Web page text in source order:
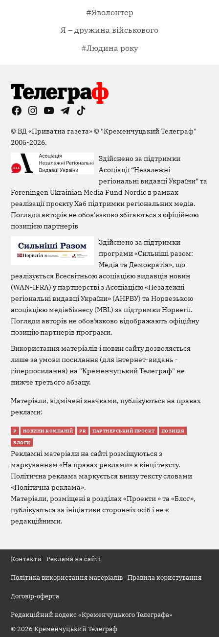
#Яволонтер
Я – дружина військового
#Людина року
FacebookInstagram
YouTubeTelegramTikTok
©ВД «Приватна газета»© "Кременчуцький Телеграф"
2005-2026.
Здійснено за підтримки
Асоціації “Незалежні
регіональні видавці України” та
Foreningen Ukrainian Media Fund Nordic в рамках
реалізації проєкту Хаб підтримки регіональних медіа.
Погляди авторів не обов'язково збігаються з офіційною
позицією партнерів
Здійснено за підтримки
програми «Сильніші разом:
Медіа та Демократія», що
реалізується Всесвітньою асоціацією видавців новин
(WAN-IFRA) у партнерстві з Асоціацією «Незалежні
регіональні видавці України» (АНРВУ) та Норвезькою
асоціацією медіабізнесу (MBL) за підтримки Норвегії.
Погляди авторів не обов’язково відображають офіційну
позицію партнерів програми.
Використання матеріалів і новин сайту дозволяється
лише за умови посилання (для інтернет-видань -
гіперпосилання) на "Кременчуцький Телеграф" не
нижче третього абзацу.
Матеріали, відмічені значками, публікуються на правах
реклами:
Р НОВИНИ КОМПАНІЙ PR ПАРТНЕРСЬКИЙ ПРОЄКТ ПОЗИЦІЯ
БЛОГИ
Рекламні матеріали на сайті розміщуються з
маркуванням «На правах реклами» в кінці тексту.
Політична реклама маркується внизу тексту словами
«Політична реклама».
Матеріали, розміщені в розділах «Проекти » та «Блог»,
публікуються за ініціативи сторонніх осіб і не є
редакційними.
Контакти Реклама на сайті
Політика використання матеріалів Правила користування
Договір-оферта
Редакційний кодекс «Кременчуцького Телеграфа»
© 2026 Кременчуцький Телеграф